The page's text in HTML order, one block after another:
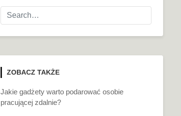
ZOBACZ TAKŻE
Jakie gadżety warto podarować osobie
pracującej zdalnie?